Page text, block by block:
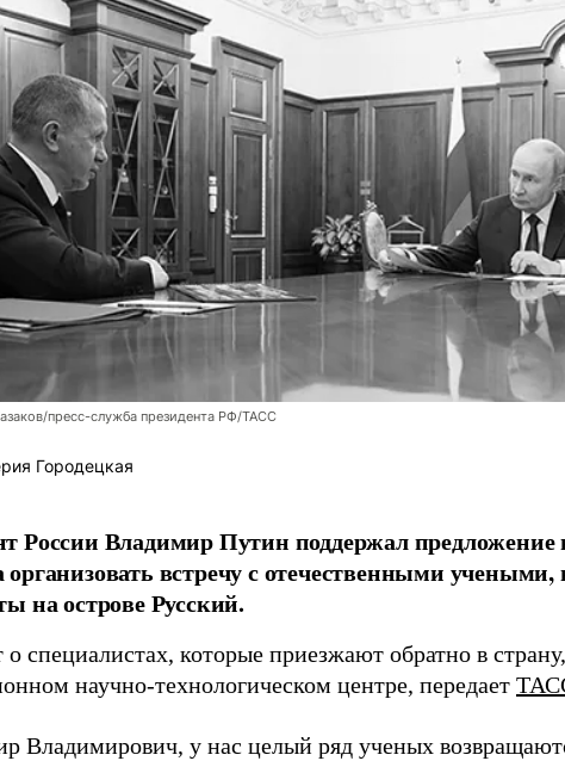
пресс-служба президента РФ/ТАСС
Городецкая
России Владимир Путин поддержал
организовать встречу с отечественными
на острове Русский.
о специалистах, которые приезжают обратно в
научно-технологическом центре, передает
Владимирович, у нас целый ряд ученых